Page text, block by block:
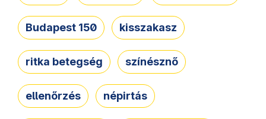
Budapest 150 kisszakasz
ritka betegség színésznő
ellenőrzés népirtás